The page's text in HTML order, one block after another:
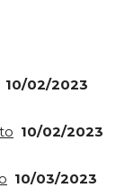
10/02/2023
10/02/2023
10/03/2023